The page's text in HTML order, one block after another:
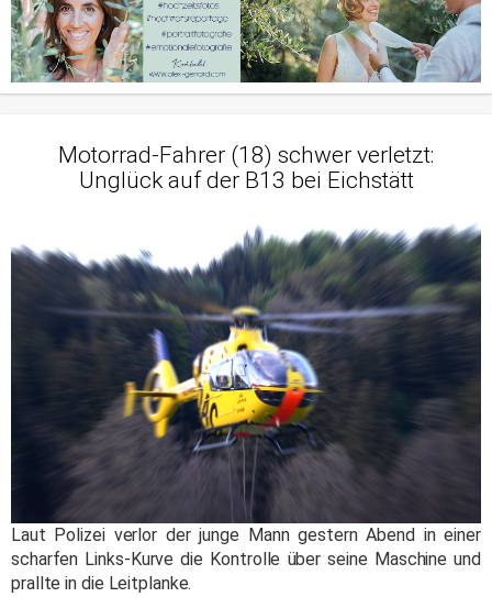
Motorrad-Fahrer (18) schwer verletzt:
Unglück auf der B13 bei Eichstätt
Laut Polizei verlor der junge Mann gestern Abend in einer
scharfen Links-Kurve die Kontrolle über seine Maschine und
prallte in die Leitplanke.